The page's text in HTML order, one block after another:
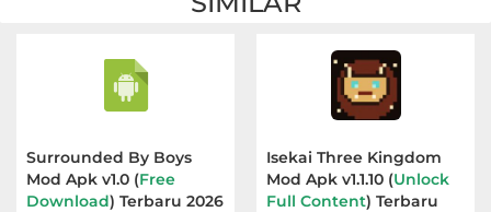
Surrounded By Boys
Mod Apk v1.0 (Free
Download) Terbaru 2026
Isekai Three Kingdom
Mod Apk v1.1.10 (Unlock
Full Content) Terbaru